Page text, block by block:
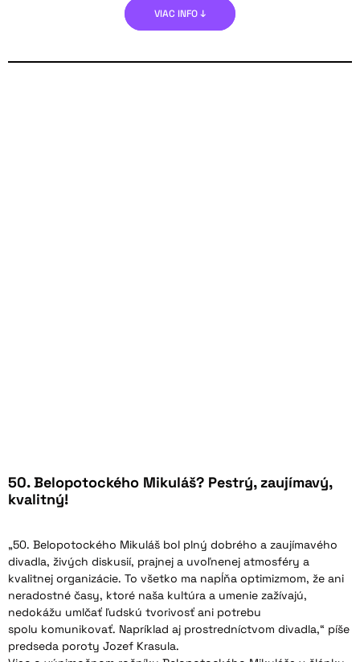
VIAC INFO ↓
50. Belopotockého Mikuláš? Pestrý, zaujímavý,
kvalitný!
„50. Belopotockého Mikuláš bol plný dobrého a zaujímavého
divadla, živých diskusií, prajnej a uvoľnenej atmosféry a
kvalitnej organizácie. To všetko ma napĺňa optimizmom, že ani
neradostné časy, ktoré naša kultúra a umenie zažívajú,
nedokážu umlčať ľudskú tvorivosť ani potrebu
spolu komunikovať. Napríklad aj prostredníctvom divadla,“ píše
predseda poroty Jozef Krasula.